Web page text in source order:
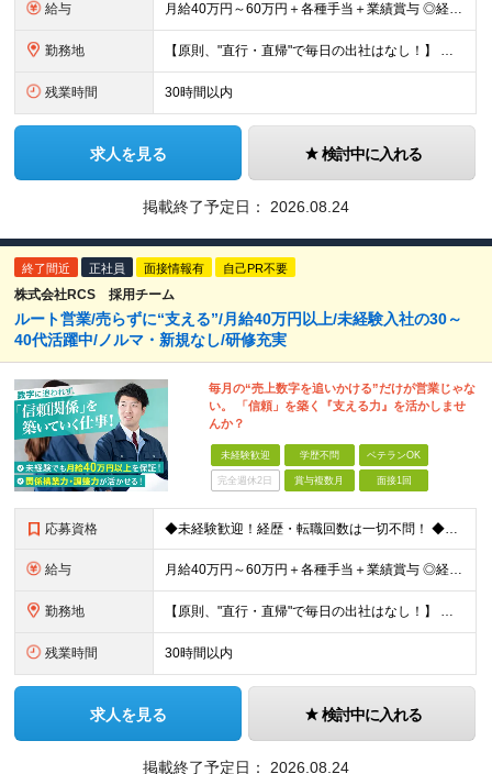
給与 月給40万円～60万円＋各種手当＋業績賞与 ◎経験や能力等を考慮し、優遇いたします！ ◎成果により業績賞与を年2回支給します！ 上記月給には、固定残業代として 「60,800円～95,000円（28
勤務地 【原則、"直行・直帰"で毎日の出社はなし！】 東京・埼玉・千葉・神奈川などを中心とした 周辺エリアの現場に「直行・直帰」となります！ ■関東第一第二支部 埼玉県八潮市大字二丁目1142-2 ◎最寄り
残業時間 30時間以内
求人を見る 検討中に入れる
掲載終了予定日： 2026.08.24
終了間近 正社員 面接情報有 自己PR不要
株式会社RCS 採用チーム
ルート営業/売らずに“支える”/月給40万円以上/未経験入社の30～
40代活躍中/ノルマ・新規なし/研修充実
毎月の“売上数字を追いかける”だけが営業じゃな
い。 「信頼」を築く『支える力』を活かしませ
んか？
未経験歓迎 学歴不問 ベテランOK
完全週休2日 賞与複数月 面接1回
応募資格 ◆未経験歓迎！経歴・転職回数は一切不問！ ◆異業界出身の30代・40代も活躍中！ ◆U・Iターン希望の方も歓迎（引越費用規定あり） 【応募要件】 ■高卒以上 ■普通自動車運転免許（AT限定可） ■基
給与 月給40万円～60万円＋各種手当＋業績賞与 ◎経験や能力等を考慮し、優遇いたします！ ◎成果により業績賞与を年2回支給します！ 上記月給には、固定残業代として 「60,800円～95,000円（28
勤務地 【原則、"直行・直帰"で毎日の出社はなし！】 東京・埼玉・千葉・神奈川などを中心とした 周辺エリアの現場に「直行・直帰」となります！ ■関東第一第二支部 埼玉県八潮市大字二丁目1142-2 ◎最寄り
残業時間 30時間以内
求人を見る 検討中に入れる
掲載終了予定日： 2026.08.24